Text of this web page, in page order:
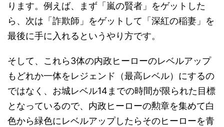
ります。例えば、まず「嵐の賢者」をゲットした
ら、次は「詐欺師」をゲットして「深紅の稲妻」を
最後に手に入れるというやり方です。
そして、これら3体の内政ヒーローのレベルアップ
もどれか一体をレジェンド（最高レベル）にするの
ではなく、お城レベル14までの時間が限られた目標
となっているので、内政ヒーローの勲章を集めて白
色から緑色にレベルアップしたらそのヒーローを青